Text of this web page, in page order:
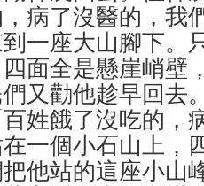
病了沒醫的，我
一座大山腳下。
面全是懸崖峭壁
又勸他趁早回去
姓餓了沒吃的，
一個小石山上，
他站的這座小山